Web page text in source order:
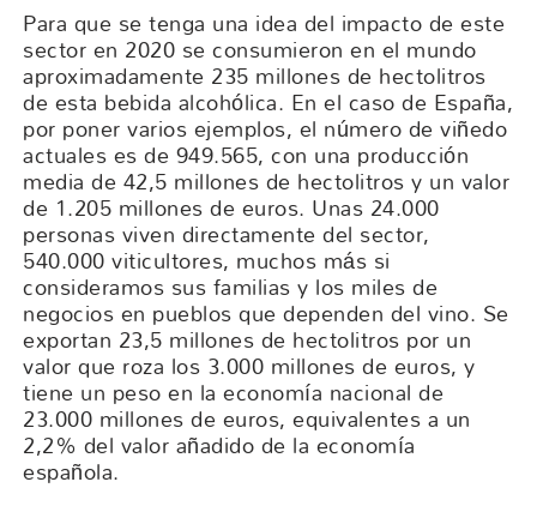
Para que se tenga una idea del impacto de este
sector en 2020 se consumieron en el mundo
aproximadamente 235 millones de hectolitros
de esta bebida alcohólica. En el caso de España,
por poner varios ejemplos, el número de viñedo
actuales es de 949.565, con una producción
media de 42,5 millones de hectolitros y un valor
de 1.205 millones de euros. Unas 24.000
personas viven directamente del sector,
540.000 viticultores, muchos más si
consideramos sus familias y los miles de
negocios en pueblos que dependen del vino. Se
exportan 23,5 millones de hectolitros por un
valor que roza los 3.000 millones de euros, y
tiene un peso en la economía nacional de
23.000 millones de euros, equivalentes a un
2,2% del valor añadido de la economía
española.